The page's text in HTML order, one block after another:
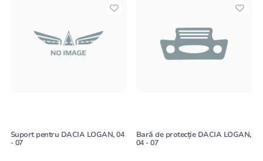
Suport pentru DACIA LOGAN, 04
- 07
Bară de protecție DACIA LOGAN,
04 - 07